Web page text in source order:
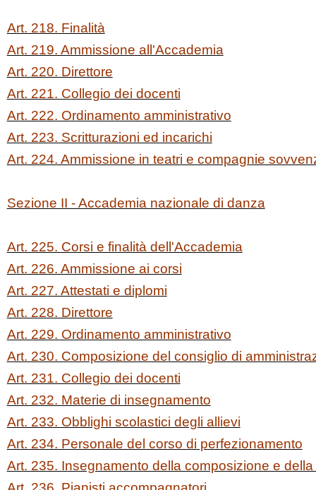
Art. 218. Finalità
Art. 219. Ammissione all'Accademia
Art. 220. Direttore
Art. 221. Collegio dei docenti
Art. 222. Ordinamento amministrativo
Art. 223. Scritturazioni ed incarichi
Art. 224. Ammissione in teatri e compagnie
Sezione II - Accademia nazionale di danza
Art. 225. Corsi e finalità dell'Accademia
Art. 226. Ammissione ai corsi
Art. 227. Attestati e diplomi
Art. 228. Direttore
Art. 229. Ordinamento amministrativo
Art. 230. Composizione del consiglio di
Art. 231. Collegio dei docenti
Art. 232. Materie di insegnamento
Art. 233. Obblighi scolastici degli allievi
Art. 234. Personale del corso di perfezionamento
Art. 235. Insegnamento della composizione e